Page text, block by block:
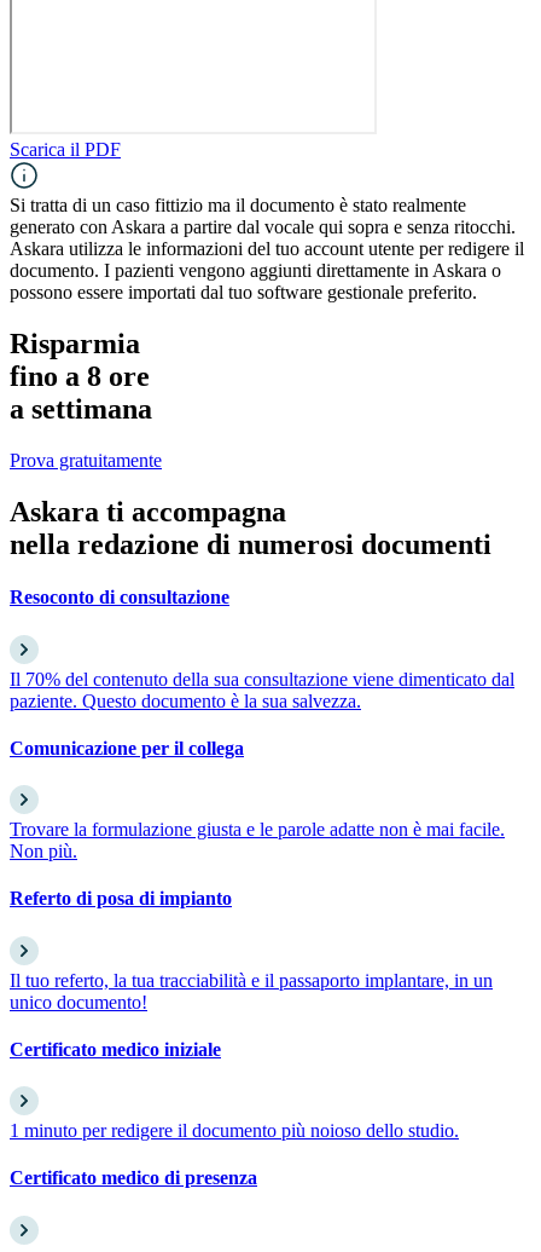
Scarica il PDF
Si tratta di un caso fittizio ma il documento è stato realmente
generato con Askara a partire dal vocale qui sopra e senza ritocchi.
Askara utilizza le informazioni del tuo account utente per redigere il
documento. I pazienti vengono aggiunti direttamente in Askara o
possono essere importati dal tuo software gestionale preferito.
Risparmia
fino a 8 ore
a settimana
Prova gratuitamente
Askara ti accompagna
nella redazione di numerosi documenti
Resoconto di consultazione
Il 70% del contenuto della sua consultazione viene dimenticato dal
paziente. Questo documento è la sua salvezza.
Comunicazione per il collega
Trovare la formulazione giusta e le parole adatte non è mai facile.
Non più.
Referto di posa di impianto
Il tuo referto, la tua tracciabilità e il passaporto implantare, in un
unico documento!
Certificato medico iniziale
1 minuto per redigere il documento più noioso dello studio.
Certificato medico di presenza